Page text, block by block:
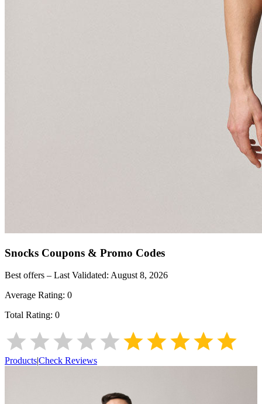
Snocks Coupons & Promo Codes
Best offers – Last Validated: August 8, 2026
Average Rating: 0
Total Rating: 0
Products|Check Reviews